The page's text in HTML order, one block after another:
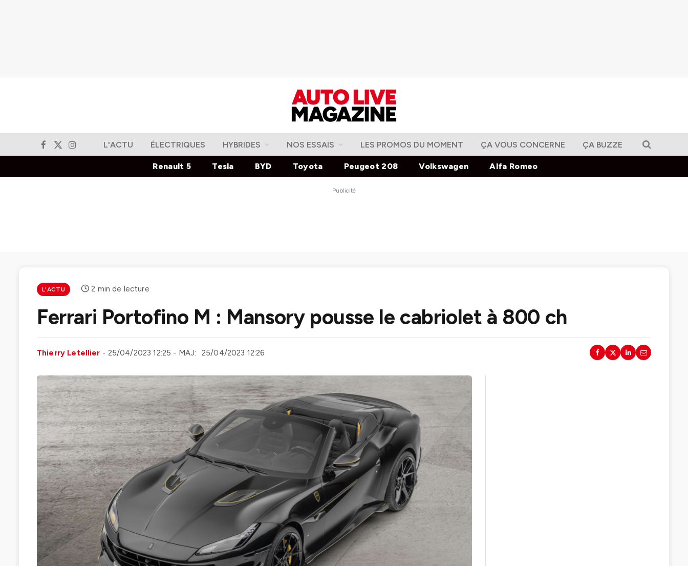
Facebook
X
InstagramL'ACTU ÉLECTRIQUES HYBRIDES NOS ESSAIS LES PROMOS DU MOMENT ÇA VOUS CONCERNE ÇA BUZZE
Renault 5 Tesla BYD Toyota Peugeot 208 Volkswagen Alfa Romeo
Publicité
L'ACTU 2 min de lecture
Ferrari Portofino M : Mansory pousse le cabriolet à 800 ch
Thierry Letellier 25/04/2023 12:25 MAJ: 25/04/2023 12:26